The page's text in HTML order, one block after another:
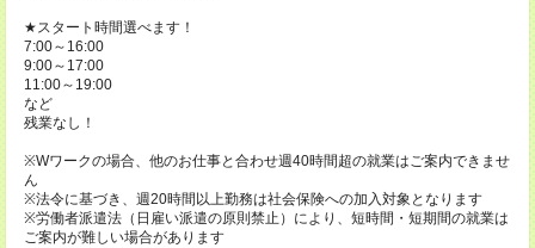
★スタート時間選べます！
7:00～16:00
9:00～17:00
11:00～19:00
など
残業なし！
※Wワークの場合、他のお仕事と合わせ週40時間超の就業はご案内できませ
ん
※法令に基づき、週20時間以上勤務は社会保険への加入対象となります
※労働者派遣法（日雇い派遣の原則禁止）により、短時間・短期間の就業は
ご案内が難しい場合があります